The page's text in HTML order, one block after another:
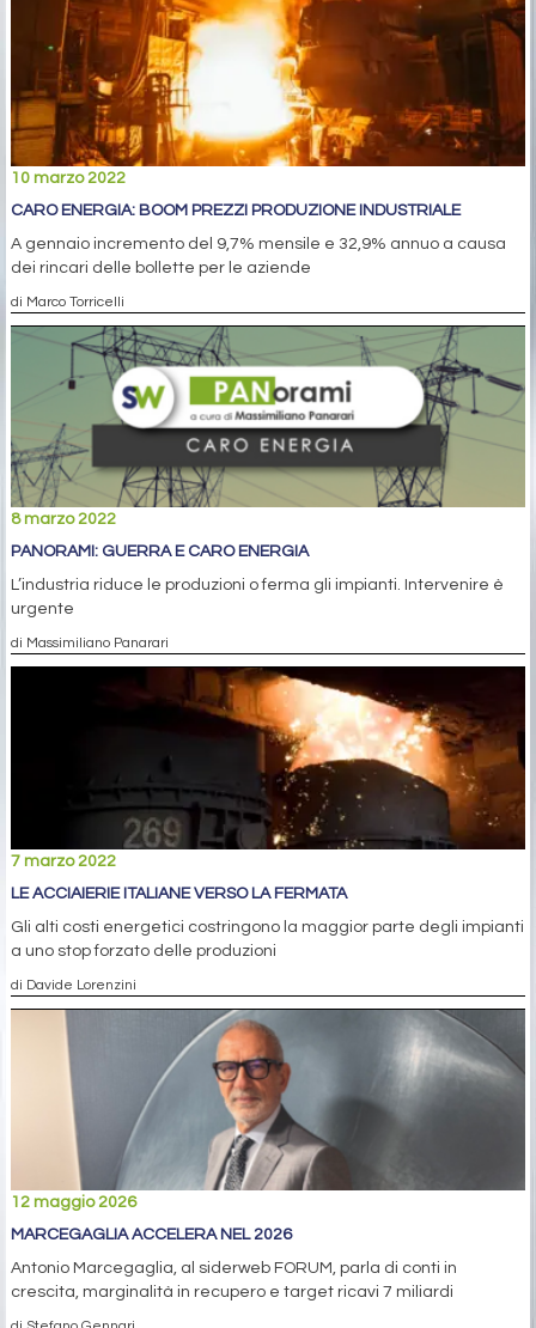
10 marzo 2022
CARO ENERGIA: BOOM PREZZI PRODUZIONE INDUSTRIALE
A gennaio incremento del 9,7% mensile e 32,9% annuo a causa
dei rincari delle bollette per le aziende
di Marco Torricelli
8 marzo 2022
PANORAMI: GUERRA E CARO ENERGIA
L’industria riduce le produzioni o ferma gli impianti. Intervenire è
urgente
di Massimiliano Panarari
7 marzo 2022
LE ACCIAIERIE ITALIANE VERSO LA FERMATA
Gli alti costi energetici costringono la maggior parte degli impianti
a uno stop forzato delle produzioni
di Davide Lorenzini
12 maggio 2026
MARCEGAGLIA ACCELERA NEL 2026
Antonio Marcegaglia, al siderweb FORUM, parla di conti in
crescita, marginalità in recupero e target ricavi 7 miliardi